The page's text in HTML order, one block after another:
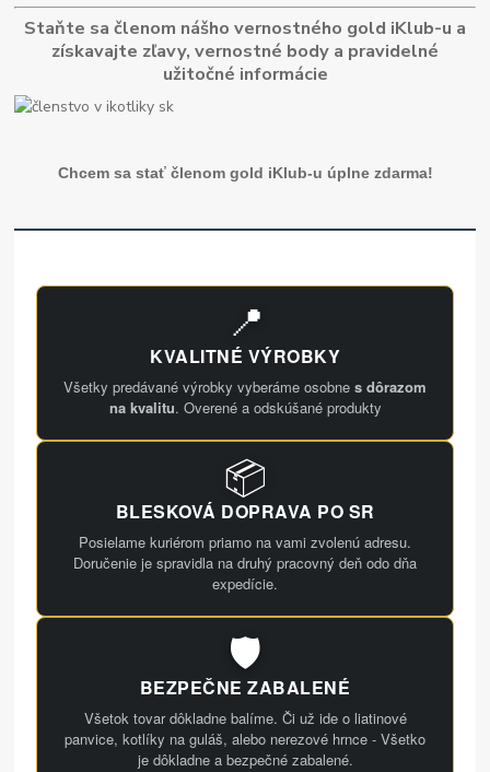
Staňte sa členom nášho vernostného gold iKlub-u a
získavajte zľavy, vernostné body a pravidelné
užitočné informácie
Chcem sa stať členom gold iKlub-u úplne zdarma!
📍
KVALITNÉ VÝROBKY
Všetky predávané výrobky vyberáme osobne s dôrazom
na kvalitu. Overené a odskúšané produkty
📦
BLESKOVÁ DOPRAVA PO SR
Posielame kuriérom priamo na vami zvolenú adresu.
Doručenie je spravidla na druhý pracovný deň odo dňa
expedície.
🛡️
BEZPEČNE ZABALENÉ
Všetok tovar dôkladne balíme. Či už ide o liatinové
panvice, kotlíky na guláš, alebo nerezové hrnce - Všetko
je dôkladne a bezpečné zabalené.